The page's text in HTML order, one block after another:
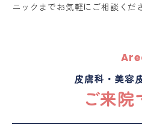
ニックまでお気軽にご相談くだ
皮膚科・美容
ご来院